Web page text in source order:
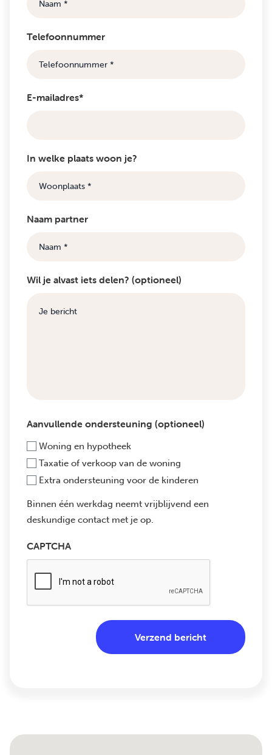
Telefoonnummer
E-mailadres*
In welke plaats woon je?
Naam partner
Wil je alvast iets delen? (optioneel)
Aanvullende ondersteuning (optioneel)
Woning en hypotheek
Taxatie of verkoop van de woning
Extra ondersteuning voor de kinderen
Binnen één werkdag neemt vrijblijvend een
deskundige contact met je op.
CAPTCHA